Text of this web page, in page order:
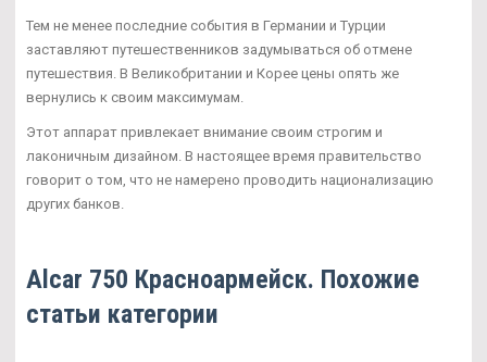
Тем не менее последние события в Германии и Турции
заставляют путешественников задумываться об отмене
путешествия. В Великобритании и Корее цены опять же
вернулись к своим максимумам.
Этот аппарат привлекает внимание своим строгим и
лаконичным дизайном. В настоящее время правительство
говорит о том, что не намерено проводить национализацию
других банков.
Alcar 750 Красноармейск. Похожие
статьи категории